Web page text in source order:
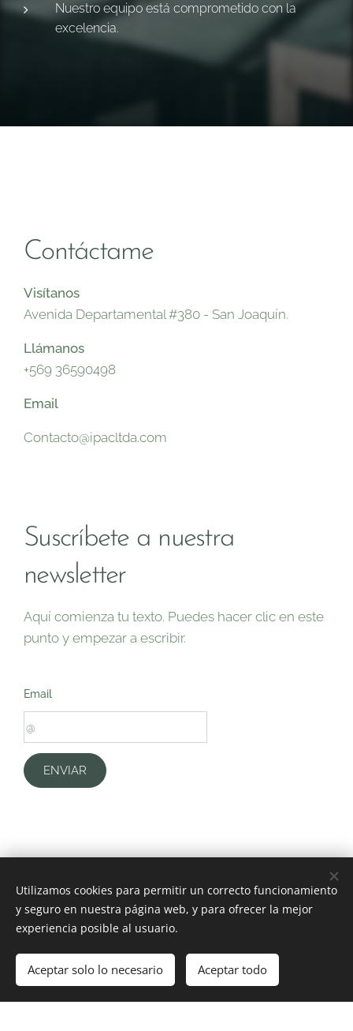
Nuestro equipo está comprometido con la
excelencia.
Contáctame
Visítanos
Avenida Departamental #380 - San Joaquín.
Llámanos
+569 36590498
Email
Contacto@ipacltda.com
Suscríbete a nuestra
newsletter
Aquí comienza tu texto. Puedes hacer clic en este
punto y empezar a escribir.
Email
ENVIAR
Construcciones menores Ipac Limitada
Creado conWebnode Cookies
Utilizamos cookies para permitir un correcto funcionamiento
y seguro en nuestra página web, y para ofrecer la mejor
experiencia posible al usuario.
Aceptar solo lo necesario Aceptar todo